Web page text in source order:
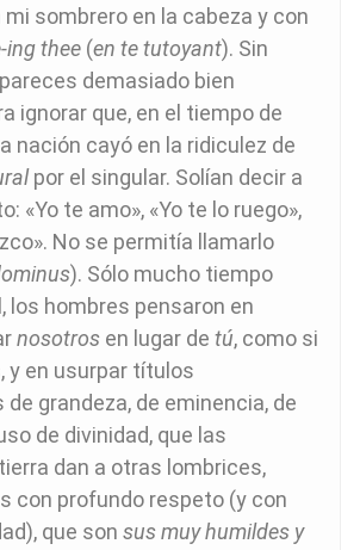
sombrero en la cabeza y con
ing thee (en te tutoyant). Sin
demasiado bien
ignorar que, en el tiempo de
nación cayó en la ridiculez de
por el singular. Solían decir a
«Yo te amo», «Yo te lo ruego»,
No se permitía llamarlo
). Sólo mucho tiempo
los hombres pensaron en
nosotros en lugar de tú, como si
y en usurpar títulos
grandeza, de eminencia, de
de divinidad, que las
dan a otras lombrices,
con profundo respeto (y con
que son sus muy humildes y